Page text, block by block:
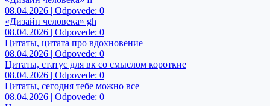
08.04.2026 | Odpovede: 0
«Дизайн человека» gh
08.04.2026 | Odpovede: 0
Цитаты, цитата про вдохновение
08.04.2026 | Odpovede: 0
Цитаты, статус для вк со смыслом короткие
08.04.2026 | Odpovede: 0
Цитаты, сегодня тебе можно все
08.04.2026 | Odpovede: 0